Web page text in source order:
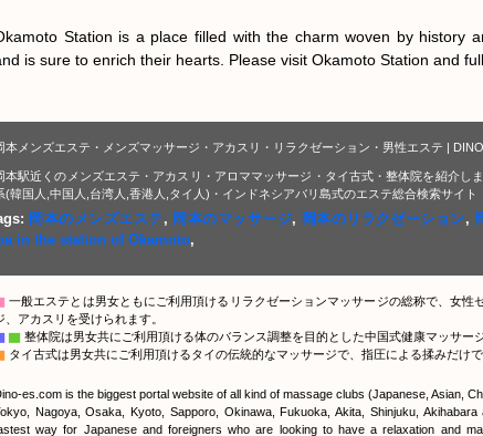
Station is a place filled with the charm woven by history
is sure to enrich their hearts. Please visit Okamoto Station and
本メンズエステ・メンズマッサージ・アカスリ・リラクゼーション・男性エステ |
本駅近くのメンズエステ・アカスリ・アロママッサージ・タイ古式・整体院を紹介し
(韓国人,中国人,台湾人,香港人,タイ人)・インドネシアバリ島式のエステ総合検索サイト
岡本のメンズエステ, 岡本のマッサージ, 岡本のリラクゼーション,
in the station of Okamoto,
一般エステとは男女ともにご利用頂けるリラクゼーションマッサージの総称で、女性
、アカスリを受けられます。
▇ 整体院は男女共にご利用頂ける体のバランス調整を目的とした中国式健康マッサージ
タイ古式は男女共にご利用頂けるタイの伝統的なマッサージで、指圧による揉みだけ
es.com is the biggest portal website of all kind of massage clubs (Japanese, Asian,
Nagoya, Osaka, Kyoto, Sapporo, Okinawa, Fukuoka, Akita, Shinjuku,
way for Japanese and foreigners who are looking to have a relaxation and